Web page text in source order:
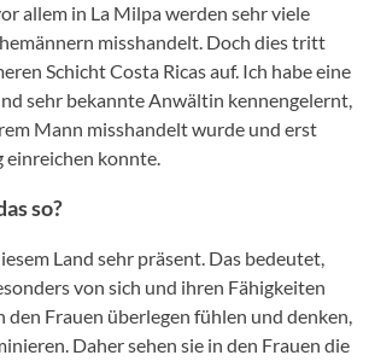
allem in La Milpa werden sehr viele
misshandelt. Doch dies tritt
Schicht Costa Ricas auf. Ich habe eine
sehr bekannte Anwältin kennengelernt,
Mann misshandelt wurde und erst
einreichen konnte.
so?
Land sehr präsent. Das bedeutet,
von sich und ihren Fähigkeiten
den Frauen überlegen fühlen und denken,
Daher sehen sie in den Frauen die